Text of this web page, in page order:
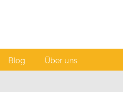
Blog Über uns